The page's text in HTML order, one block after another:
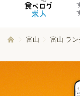
富山 富山 ラン